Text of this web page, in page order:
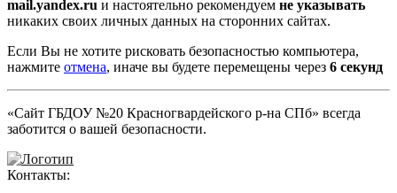
mail.yandex.ru и настоятельно рекомендуем не указывать
никаких своих личных данных на сторонних сайтах.
Если Вы не хотите рисковать безопасностью компьютера,
нажмите отмена, иначе вы будете перемещены через 5 секунд
«Сайт ГБДОУ №20 Красногвардейского р-на СПб» всегда
заботится о вашей безопасности.
Контакты: